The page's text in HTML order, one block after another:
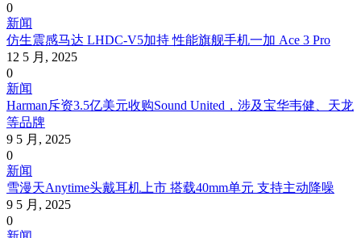
0
新闻
仿生震感马达 LHDC-V5加持 性能旗舰手机一加 Ace 3 Pro
12 5 月, 2025
0
新闻
Harman斥资3.5亿美元收购Sound United，涉及宝华韦健、天龙
等品牌
9 5 月, 2025
0
新闻
雪漫天Anytime头戴耳机上市 搭载40mm单元 支持主动降噪
9 5 月, 2025
0